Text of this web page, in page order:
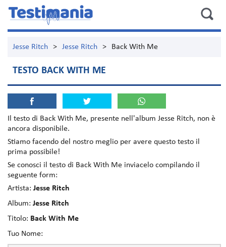
Jesse Ritch > Jesse Ritch > Back With Me
TESTO BACK WITH ME
Il testo di Back With Me, presente nell'album Jesse Ritch, non è
ancora disponibile.
Stiamo facendo del nostro meglio per avere questo testo il
prima possibile!
Se conosci il testo di Back With Me inviacelo compilando il
seguente form:
Artista: Jesse Ritch
Album: Jesse Ritch
Titolo: Back With Me
Tuo Nome: